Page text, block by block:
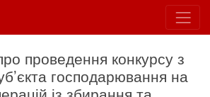
проведення конкурсу з
господарювання на